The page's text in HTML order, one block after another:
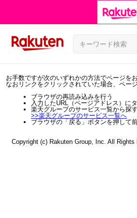
お手数ですが次のいずれかの方法でページを
なおリンクをクリックされていた場合、ペー
ブラウザの再読み込みを行う
入力したURL（ページアドレス）に
楽天グループのサービス一覧から探す
>>楽天グループのサービス一覧へ
ブラウザの「戻る」ボタンを押して
Copyright (c) Rakuten Group, Inc. All Rights